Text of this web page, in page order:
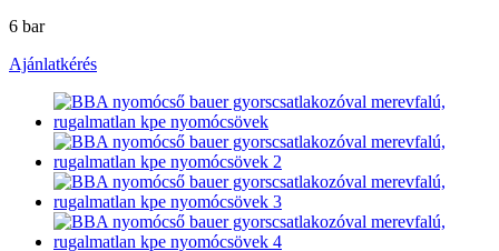
6 bar
Ajánlatkérés